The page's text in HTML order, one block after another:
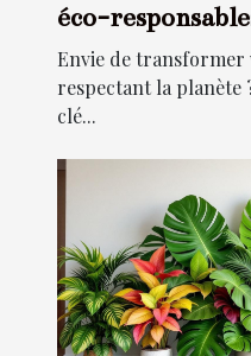
éco-
de bain ?
Envie de
respectant la planète
clé...